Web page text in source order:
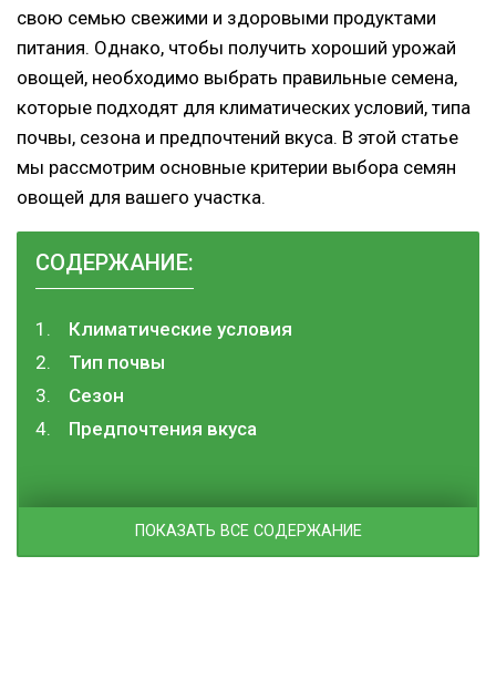
свою семью свежими и здоровыми продуктами
питания. Однако, чтобы получить хороший урожай
овощей, необходимо выбрать правильные семена,
которые подходят для климатических условий, типа
почвы, сезона и предпочтений вкуса. В этой статье
мы рассмотрим основные критерии выбора семян
овощей для вашего участка.
СОДЕРЖАНИЕ:
Климатические условия
Тип почвы
Сезон
Предпочтения вкуса
ПОКАЗАТЬ ВСЕ СОДЕРЖАНИЕ